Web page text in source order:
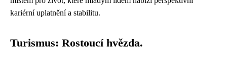
kariérní uplatnění a stabilitu.
Turismus: Rostoucí hvězda.